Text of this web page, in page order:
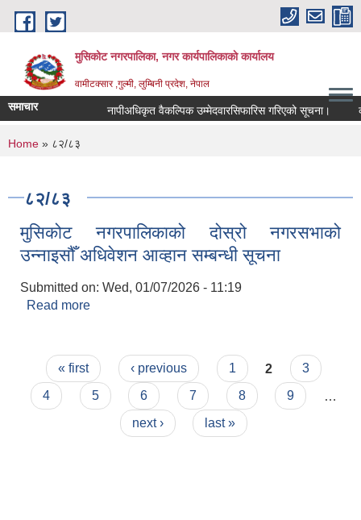
Skip to main content
मुसिकोट नगरपालिका, नगर कार्यपालिकाकाे कार्यालय
वामीटक्सार ,गुल्मी, लुम्बिनी प्रदेश, नेपाल
समाचार नापीअधिकृत वैकल्पिक उम्मेदवारसिफारिस गरिएको सूचना।
You are here
Home » ८२/८३
८२/८३
मुसिकोट नगरपालिकाको दोस्रो नगरसभाको
उन्नाइसौँ अधिवेशन आव्हान सम्बन्धी सूचना
Submitted on: Wed, 01/07/2026 - 11:19
Read more
Pages
« first ‹ previous 1 2
3
4
5 6 7 8 9
next ›
last »